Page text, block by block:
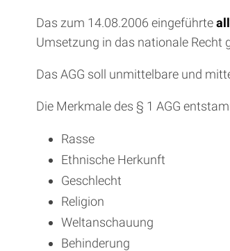
Das zum 14.08.2006 eingeführte
Umsetzung in das nationale Recht
Das AGG soll unmittelbare und
Die Merkmale des § 1 AGG
Rasse
Ethnische Herkunft
Geschlecht
Religion
Weltanschauung
Behinderung